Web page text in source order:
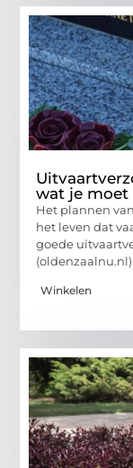
wat je moet
Het plannen
het leven dat
goede
Winkelen